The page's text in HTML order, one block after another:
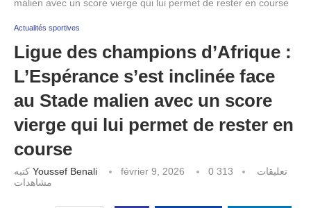
malien avec un score vierge qui lui permet de rester en course
Actualités sportives
Ligue des champions d’Afrique :
L’Espérance s’est inclinée face
au Stade malien avec un score
vierge qui lui permet de rester en
course
Youssef Benali février 9, 2026 0 تعليقات
313
مشاهدات